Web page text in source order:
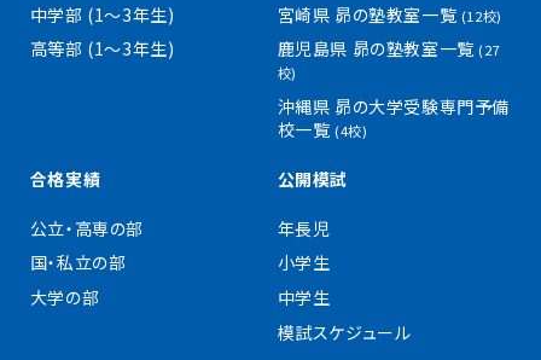
中学部 (1〜3年生)
高等部 (1〜3年生)
宮崎県 昴の塾教室一覧 (12校)
鹿児島県 昴の塾教室一覧(27
校)
沖縄県 昴の大学受験専門予備
校一覧 (4校)
合格実績
公立・高専の部
国・私立の部
大学の部
公開模試
年長児
小学生
中学生
模試スケジュール